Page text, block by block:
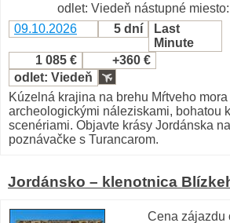
odlet: Viedeň nástupné
09.10.2026
5 dní
Last
Minute
1 085 €
+360 €
odlet: Viedeň
Kúzelná krajina na brehu Mŕtveho
archeologickými náleziskami, bohatou
scenériami. Objavte krásy Jordánska
poznávačke s Turancarom.
Jordánsko – klenotnica
Cena zájazdu